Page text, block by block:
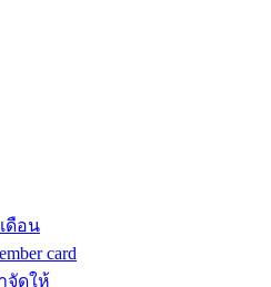
ดือน
card
จัดให้